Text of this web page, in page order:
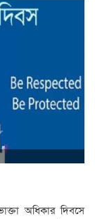
অধিকার দিবসে